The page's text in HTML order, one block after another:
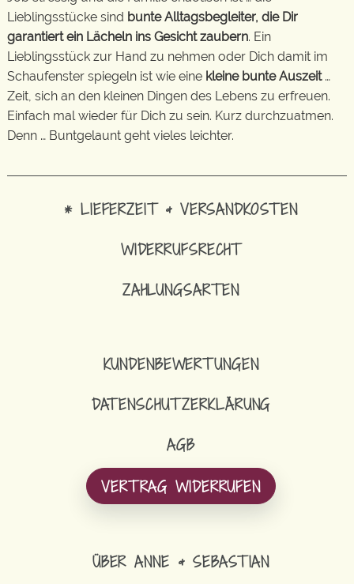
Lieblingsstücke sind bunte Alltagsbegleiter, die Dir
garantiert ein Lächeln ins Gesicht zaubern. Ein
Lieblingsstück zur Hand zu nehmen oder Dich damit im
Schaufenster spiegeln ist wie eine kleine bunte Auszeit…
Zeit, sich an den kleinen Dingen des Lebens zu erfreuen.
Einfach mal wieder für Dich zu sein. Kurz durchzuatmen.
Denn … Buntgelaunt geht vieles leichter.
* LIEFERZEIT & VERSANDKOSTEN
WIDERRUFSRECHT
ZAHLUNGSARTEN
KUNDENBEWERTUNGEN
DATENSCHUTZERKLÄRUNG
AGB
VERTRAG WIDERRUFEN
ÜBER ANNE & SEBASTIAN